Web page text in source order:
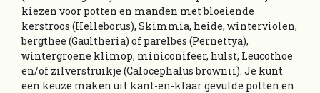
kiezen voor potten en manden met bloeiende
kerstroos (Helleborus), Skimmia, heide, winterviolen,
bergthee (Gaultheria) of parelbes (Pernettya),
wintergroene klimop, miniconifeer, hulst, Leucothoe
en/of zilverstruikje (Calocephalus brownii). Je kunt
een keuze maken uit kant-en-klaar gevulde potten en